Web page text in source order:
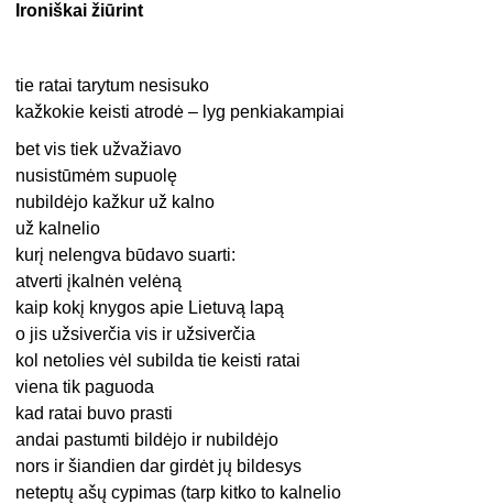
Ironiškai žiūrint
tie ratai tarytum nesisuko
kažkokie keisti atrodė – lyg penkiakampiai
bet vis tiek užvažiavo
nusistūmėm supuolę
nubildėjo kažkur už kalno
už kalnelio
kurį nelengva būdavo suarti:
atverti įkalnėn velėną
kaip kokį knygos apie Lietuvą lapą
o jis užsiverčia vis ir užsiverčia
kol netolies vėl subilda tie keisti ratai
viena tik paguoda
kad ratai buvo prasti
andai pastumti bildėjo ir nubildėjo
nors ir šiandien dar girdėt jų bildesys
neteptų ašų cypimas (tarp kitko to kalnelio